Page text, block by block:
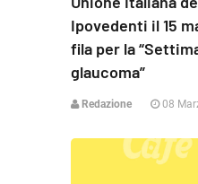
Ipovedenti il 15
fila per la
glaucoma”
Redazione 08